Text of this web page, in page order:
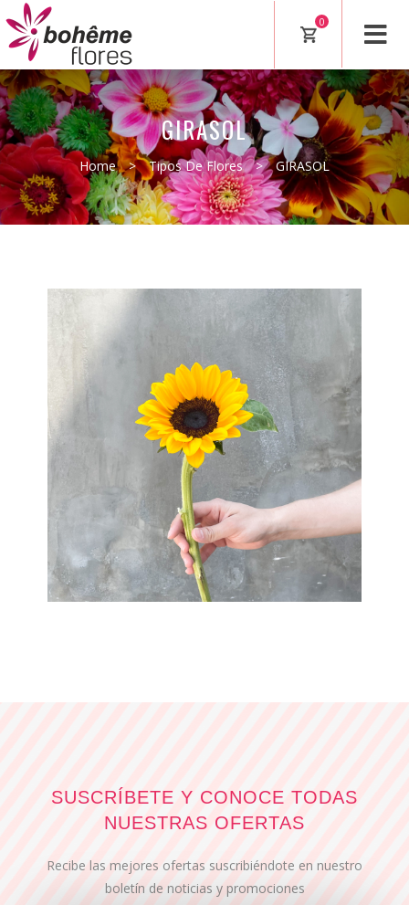
0
GIRASOL
Home > Tipos De Flores > GIRASOL
SUSCRÍBETE Y CONOCE TODAS
NUESTRAS OFERTAS
Recibe las mejores ofertas suscribiéndote en nuestro
boletín de noticias y promociones